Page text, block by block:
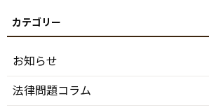
お知らせ
法律問題コラム